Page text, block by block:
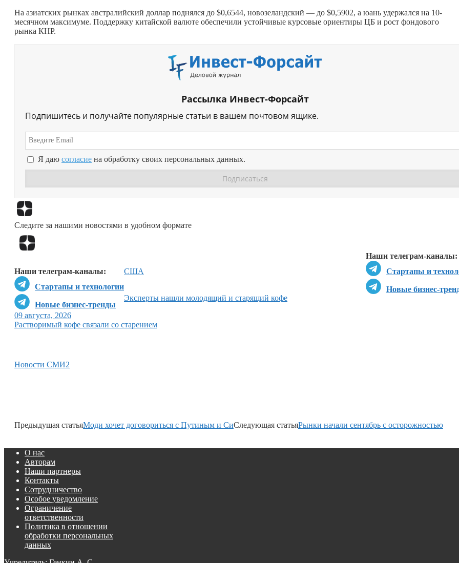
На азиатских рынках австралийский доллар поднялся до $0,6544, новозеландский — до $0,5902, а юань удержался на 10-
месячном максимуме. Поддержку китайской валюте обеспечили устойчивые курсовые ориентиры ЦБ и рост фондового
рынка КНР.
Рассылка Инвест-Форсайт
Подпишитесь и получайте популярные статьи в вашем почтовом ящике.
Я даю согласие на обработку своих персональных данных.
Следите за нашими новостями в удобном формате
Наши телеграм-каналы:
Стартапы и
Новые бизнес-
Наши телеграм-каналы:
Стартапы и технологии
Новые бизнес-тренды
США
Эксперты нашли молодящий и старящий кофе
09 августа, 2026
Растворимый кофе связали со старением
Новости СМИ2
Предыдущая статьяМоди хочет договориться с Путиным и СиСледующая статьяРынки начали сентябрь с осторожностью
О нас
Авторам
Наши партнеры
Контакты
Сотрудничество
Особое уведомление
Ограничение
ответственности
Политика в отношении
обработки персональных
данных